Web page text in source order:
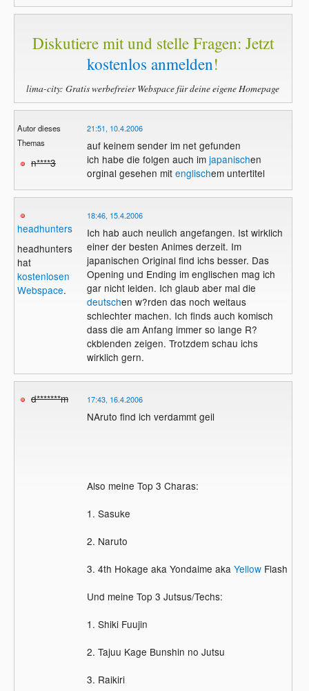
Diskutiere mit und stelle Fragen: Jetzt
kostenlos anmelden!
lima-city: Gratis werbefreier Webspace für deine eigene Homepage
Autor dieses
Themas
n****3
21:51, 10.4.2006
auf keinem sender im net gefunden
ich habe die folgen auch im japanischen
orginal gesehen mit englischem untertitel
headhunters
headhunters
hat
kostenlosen
Webspace.
18:46, 15.4.2006
Ich hab auch neulich angefangen. Ist wirklich
einer der besten Animes derzeit. Im
japanischen Original find ichs besser. Das
Opening und Ending im englischen mag ich
gar nicht leiden. Ich glaub aber mal die
deutschen w?rden das noch weitaus
schlechter machen. Ich finds auch komisch
dass die am Anfang immer so lange R?
ckblenden zeigen. Trotzdem schau ichs
wirklich gern.
d*******m 17:43, 16.4.2006
NAruto find ich verdammt geil
Also meine Top 3 Charas:
1. Sasuke
2. Naruto
3. 4th Hokage aka Yondaime aka YellowFlash
Und meine Top 3 Jutsus/Techs:
1. Shiki Fuujin
2. Tajuu Kage Bunshin no Jutsu
3. Raikiri